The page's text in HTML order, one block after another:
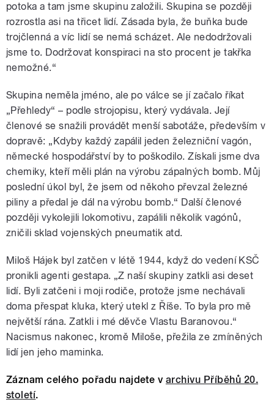
potoka a tam jsme skupinu založili. Skupina se později
rozrostla asi na třicet lidí. Zásada byla, že buňka bude
trojčlenná a víc lidí se nemá scházet. Ale nedodržovali
jsme to. Dodržovat konspiraci na sto procent je takřka
nemožné.“
Skupina neměla jméno, ale po válce se jí začalo říkat
„Přehledy“ – podle strojopisu, který vydávala. Její
členové se snažili provádět menší sabotáže, především v
dopravě: „Kdyby každý zapálil jeden železniční vagón,
německé hospodářství by to poškodilo. Získali jsme dva
chemiky, kteří měli plán na výrobu zápalných bomb. Můj
poslední úkol byl, že jsem od někoho převzal železné
piliny a předal je dál na výrobu bomb.“ Další členové
později vykolejili lokomotivu, zapálili několik vagónů,
zničili sklad vojenských pneumatik atd.
Miloš Hájek byl zatčen v létě 1944, když do vedení KSČ
pronikli agenti gestapa. „Z naší skupiny zatkli asi deset
lidí. Byli zatčeni i moji rodiče, protože jsme nechávali
doma přespat kluka, který utekl z Říše. To byla pro mě
největší rána. Zatkli i mé děvče Vlastu Baranovou.“
Nacismus nakonec, kromě Miloše, přežila ze zmíněných
lidí jen jeho maminka.
Záznam celého pořadu najdete v archivu Příběhů 20.
století.